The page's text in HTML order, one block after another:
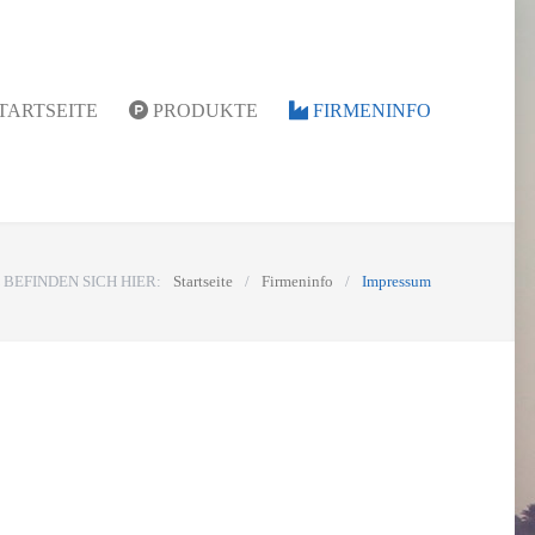
PRODUKTE FIRMENINFO
BEFINDEN SICH HIER: Startseite / Firmeninfo / Impressum